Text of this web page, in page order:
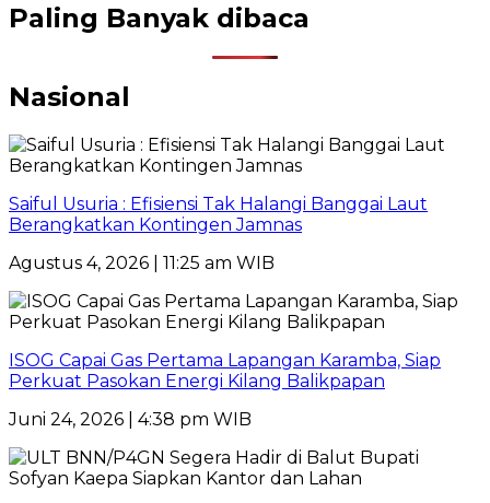
Paling Banyak dibaca
Nasional
Saiful Usuria : Efisiensi Tak Halangi Banggai Laut
Berangkatkan Kontingen Jamnas
Agustus 4, 2026 | 11:25 am WIB
ISOG Capai Gas Pertama Lapangan Karamba, Siap
Perkuat Pasokan Energi Kilang Balikpapan
Juni 24, 2026 | 4:38 pm WIB